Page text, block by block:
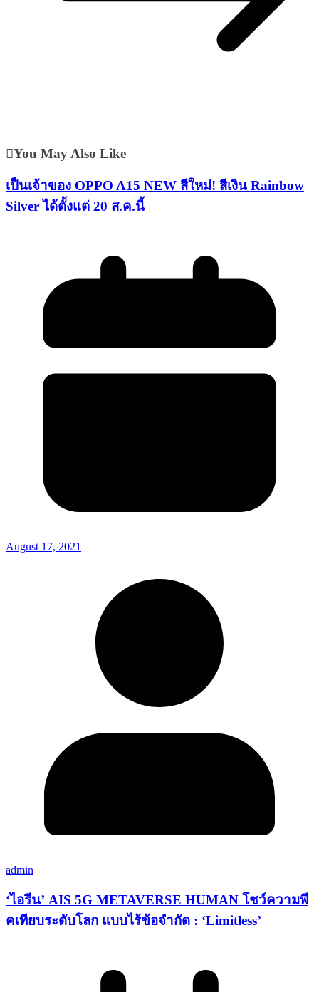
You May Also Like
เป็นเจ้าของ OPPO A15 NEW สีใหม่! สีเงิน Rainbow
Silver ได้ตั้งแต่ 20 ส.ค.นี้
August 17, 2021
admin
‘ไอรีน’ AIS 5G METAVERSE HUMAN โชว์ความพี
คเทียบระดับโลก แบบไร้ข้อจำกัด : ‘Limitless’